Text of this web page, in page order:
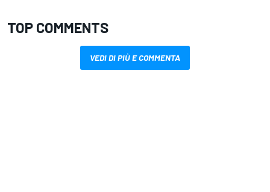
TOP COMMENTS
VEDI DI PIÙ E COMMENTA